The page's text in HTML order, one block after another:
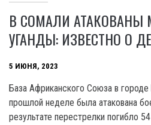
В СОМАЛИ
УГАНДЫ: ИЗВЕСТНО О
5 ИЮНЯ, 2023
База Африканского Союза в
прошлой неделе была атакована
результате перестрелки погибло